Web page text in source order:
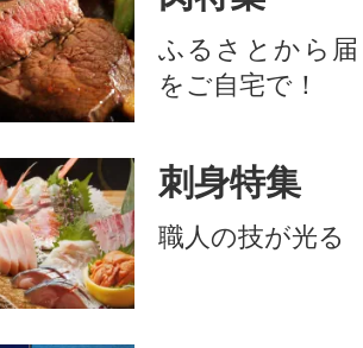
ふるさとから
をご自宅で！
刺身特集
職人の技が光